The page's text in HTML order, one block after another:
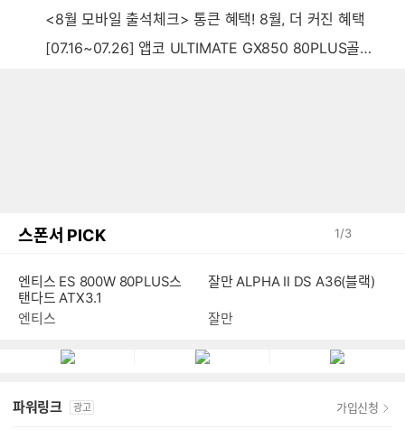
<8월 모바일 출석체크> 통큰 혜택! 8월, 더 커진 혜택
[07.16~07.26] 앱코 ULTIMATE GX850 80PLUS골드 풀모듈러 ATX3.0 블랙
스폰서 PICK 1/3
엔티스 ES 800W 80PLUS스
탠다드 ATX3.1
엔티스
잘만 ALPHA II DS A36(블랙)
잘만
파워링크 광고 가입신청